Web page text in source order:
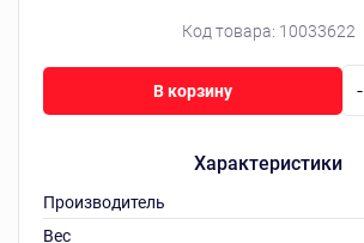
Код товара: 10033622
Характеристики
Производитель
Вес
-
В корзину